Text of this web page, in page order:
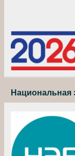
Национальная